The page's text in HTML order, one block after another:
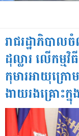
រាជរដ្ឋាភិប
ដុល្លារ លើកម្មវិ
កុមារអាយុក្រោ
ងាយរងគ្រោះ